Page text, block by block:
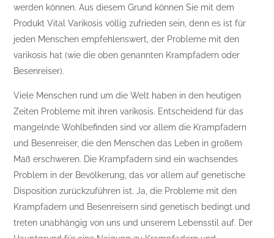
werden können. Aus diesem Grund können Sie mit dem
Produkt Vital Varikosis völlig zufrieden sein, denn es ist für
jeden Menschen empfehlenswert, der Probleme mit den
varikosis hat (wie die oben genannten Krampfadern oder
Besenreiser).
Viele Menschen rund um die Welt haben in den heutigen
Zeiten Probleme mit ihren varikosis. Entscheidend für das
mangelnde Wohlbefinden sind vor allem die Krampfadern
und Besenreiser, die den Menschen das Leben in großem
Maß erschweren. Die Krampfadern sind ein wachsendes
Problem in der Bevölkerung, das vor allem auf genetische
Disposition zurückzuführen ist. Ja, die Probleme mit den
Krampfadern und Besenreisern sind genetisch bedingt und
treten unabhängig von uns und unserem Lebensstil auf. Der